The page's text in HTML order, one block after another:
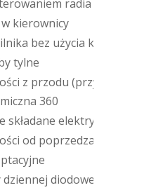
erowaniem radia
w kierownicy
ilnika bez użycia k
y tylne
ści z przodu (przy
miczna 360
e składane elektry
ści od poprzedza
ptacyjne
dziennej diodowe